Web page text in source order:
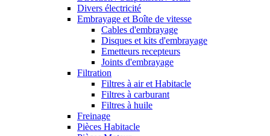
Divers électricité
Embrayage et Boîte de vitesse
Cables d'embrayage
Disques et kits d'embrayage
Emetteurs recepteurs
Joints d'embrayage
Filtration
Filtres à air et Habitacle
Filtres à carburant
Filtres à huile
Freinage
Pièces Habitacle